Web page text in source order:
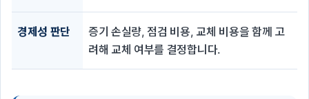
경제성 판단
증기 손실량, 점검 비용, 교체 비용을 함께 고
려해 교체 여부를 결정합니다.